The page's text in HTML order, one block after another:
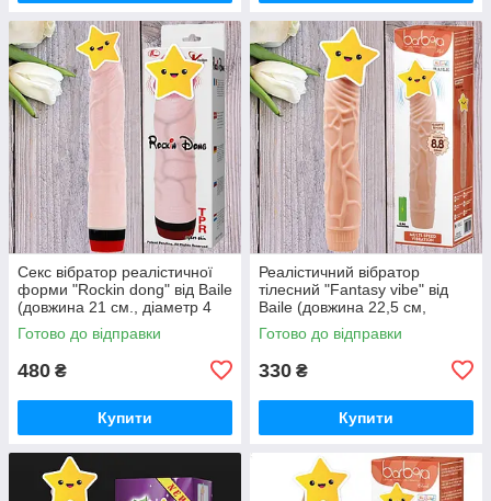
Секс вібратор реалістичної
форми "Rockin dong" від Baile
(довжина 21 см., діаметр 4
см.)
Готово до відправки
480 ₴
Купити
Реалістичний вібратор
тілесний "Fantasy vibe" від
Baile (довжина 22,5 см,
діаметр 4.5 см.)
Готово до відправки
330 ₴
Купити